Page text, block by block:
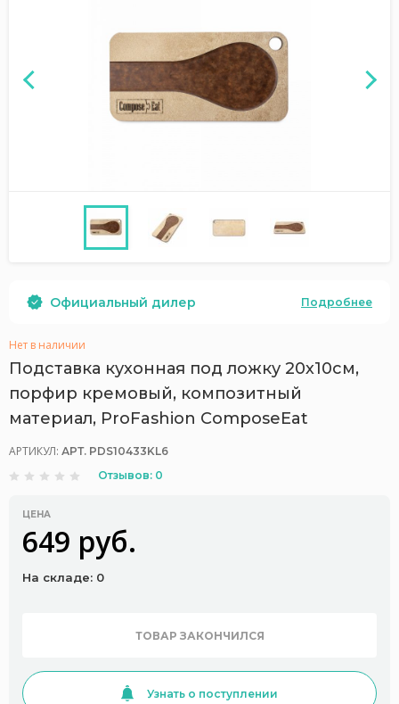
Официальный дилер Подробнее
Нет в наличии
Подставка кухонная под ложку 20х10см,
порфир кремовый, композитный
материал, ProFashion ComposeEat
АРТИКУЛ: АРТ. PDS10433KL6
Отзывов: 0
ЦЕНА
649 руб.
На складе: 0
ТОВАР ЗАКОНЧИЛСЯ
Узнать о поступлении